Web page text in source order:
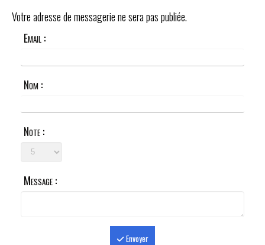
Votre adresse de messagerie ne sera pas publiée.
Email :
Nom :
Note :
Message :
Envoyer